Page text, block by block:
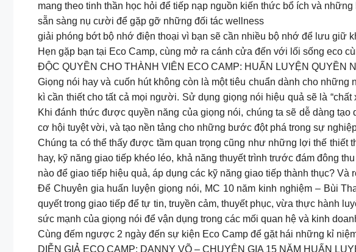
mang theo tinh thần học hỏi để tiếp nạp nguồn kiến thức bổ ích và những
sẵn sàng nụ cười để gặp gỡ những đối tác wellness
giải phóng bớt bộ nhớ điện thoại vì bạn sẽ cần nhiều bộ nhớ để lưu giữ
Hẹn gặp bạn tại Eco Camp, cùng mở ra cánh cửa đến với lối sống eco
ĐỘC QUYỀN CHO THÀNH VIÊN ECO CAMP: HUẤN LUYỆN QUYỀN
Giọng nói hay và cuốn hút không còn là một tiêu chuẩn dành cho
kì cần thiết cho tất cả mọi người. Sử dụng giọng nói hiệu quả sẽ là
Khi đánh thức được quyền năng của giọng nói, chúng ta sẽ dễ dàng
cơ hội tuyệt vời, và tạo nền tảng cho những bước đột phá trong sự
Chúng ta có thể thấy được tầm quan trọng cũng như những lợi thế
hay, kỹ năng giao tiếp khéo léo, khả năng thuyết trình trước đám đông
nào để giao tiếp hiệu quả, áp dụng các kỹ năng giao tiếp thành thục?
Để Chuyên gia huấn luyện giọng nói, MC 10 năm kinh nghiệm – Bùi
quyết trong giao tiếp để tự tin, truyền cảm, thuyết phục, vừa thực hành
sức mạnh của giọng nói để vận dụng trong các mối quan hệ và kinh
Cùng đếm ngược 2 ngày đến sự kiện Eco Camp để gặt hái những kỉ
DIỄN GIẢ ECO CAMP: DANNY VÕ – CHUYÊN GIA 15 NĂM HUẤN